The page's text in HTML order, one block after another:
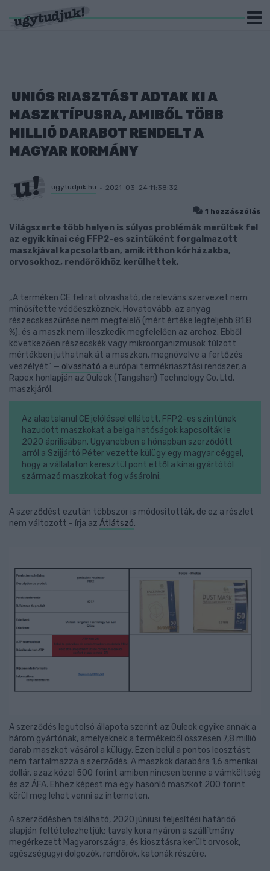
UNIÓS RIASZTÁST ADTAK KI A
MASZKTÍPUSRA, AMIBŐL TÖBB
MILLIÓ DARABOT RENDELT A
MAGYAR KORMÁNY
ugytudjuk.hu 2021-03-24 11:38:32
1 hozzászólás
Világszerte több helyen is súlyos problémák merültek fel
az egyik kínai cég FFP2-es szintűként forgalmazott
maszkjával kapcsolatban, amik itthon kórházakba,
orvosokhoz, rendőrökhöz kerülhettek.
„A terméken CE felirat olvasható, de releváns szervezet nem
minősítette védőeszköznek. Hovatovább, az anyag
részecskeszűrése nem megfelelő (mért értéke legfeljebb 81.8
%), és a maszk nem illeszkedik megfelelően az archoz. Ebből
következően részecskék vagy mikroorganizmusok túlzott
mértékben juthatnak át a maszkon, megnövelve a fertőzés
veszélyét” — olvasható a európai termékriasztási rendszer, a
Rapex honlapján az Ouleok (Tangshan) Technology Co. Ltd.
maszkjáról.
Az alaptalanul CE jelöléssel ellátott, FFP2-es szintűnek
hazudott maszkokat a belga hatóságok kapcsolták le
2020 áprilisában. Ugyanebben a hónapban szerződött
arról a Szijjártó Péter vezette külügy egy magyar céggel,
hogy a vállalaton keresztül pont ettől a kínai gyártótól
származó maszkokat fog vásárolni.
A szerződést ezután többször is módosították, de ez a részlet
nem változott - írja az Átlátszó.
A szerződés legutolsó állapota szerint az Ouleok egyike annak a
három gyártónak, amelyeknek a termékeiből összesen 7,8 millió
darab maszkot vásárol a külügy. Ezen belül a pontos leosztást
nem tartalmazza a szerződés. A maszkok darabára 1,6 amerikai
dollár, azaz közel 500 forint amiben nincsen benne a vámköltség
és az ÁFA. Ehhez képest ma egy hasonló maszkot 200 forint
körül meg lehet venni az interneten.
A szerződésben található, 2020 júniusi teljesítési határidő
alapján feltételezhetjük: tavaly kora nyáron a szállítmány
megérkezett Magyarországra, és kiosztásra került orvosok,
egészségügyi dolgozók, rendőrök, katonák részére.